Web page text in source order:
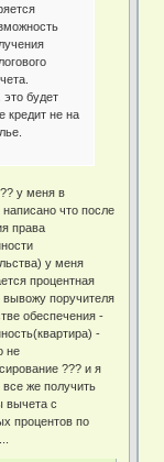
это будет
кредит не на
у меня в
написано что после
права
у меня
процентная
вывожу поручителя
обеспечения -
-
не
??? и я
же получить
вычета с
процентов по